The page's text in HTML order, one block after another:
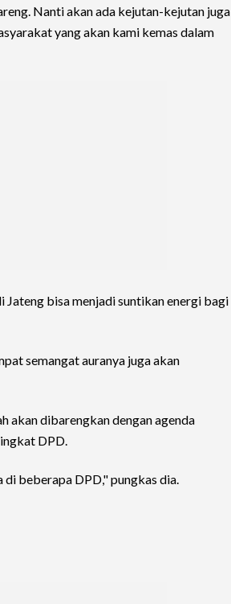
Nanti akan ada kejutan-kejutan juga
yang akan kami kemas dalam
bisa menjadi suntikan energi bagi
semangat auranya juga akan
akan dibarengkan dengan agenda
DPD.
beberapa DPD," pungkas dia.